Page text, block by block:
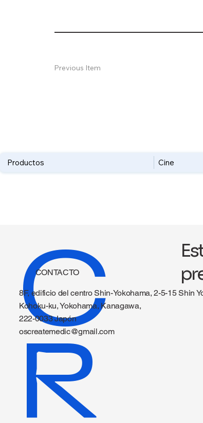
Previous Item
Productos Cine
C
R
CONTACTO
8F, edificio del centro Shin-Yokohama, 2-5-15 Shin
Kohoku-ku, Yokohama, Kanagawa,
222-0033 Japón
oscreatemedic@gmail.com